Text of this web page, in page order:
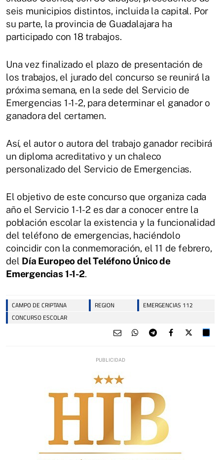
seis municipios distintos, incluida la capital. Por
su parte, la provincia de Guadalajara ha
participado con 18 trabajos.
Una vez finalizado el plazo de presentación de
los trabajos, el jurado del concurso se reunirá la
próxima semana, en la sede del Servicio de
Emergencias 1-1-2, para determinar el ganador o
ganadora del certamen.
Así, el autor o autora del trabajo ganador recibirá
un diploma acreditativo y un chaleco
personalizado del Servicio de Emergencias.
El objetivo de este concurso que organiza cada
año el Servicio 1-1-2 es dar a conocer entre la
población escolar la existencia y la funcionalidad
del teléfono de emergencias, haciéndolo
coincidir con la conmemoración, el 11 de febrero,
del Día Europeo del Teléfono Único de
Emergencias 1-1-2.
CAMPO DE CRIPTANA REGION
EMERGENCIAS 112
CONCURSO ESCOLAR